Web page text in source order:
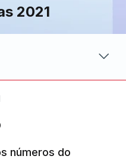
2021
números do